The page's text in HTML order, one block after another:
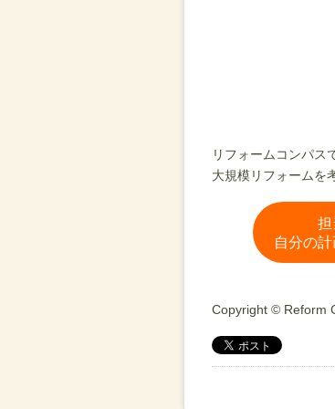
リフォームコンパス
大規模リフォームを
担
自分の
Copyright © Reform